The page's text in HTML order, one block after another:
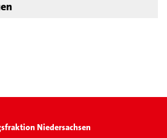
Niedersachsen